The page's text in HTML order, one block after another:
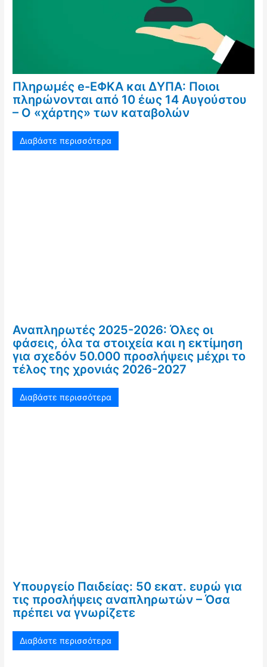
Πληρωμές e-ΕΦΚΑ και ΔΥΠΑ: Ποιοι
πληρώνονται από 10 έως 14 Αυγούστου
– Ο «χάρτης» των καταβολών
Διαβάστε περισσότερα
Αναπληρωτές 2025-2026: Όλες οι
φάσεις, όλα τα στοιχεία και η εκτίμηση
για σχεδόν 50.000 προσλήψεις μέχρι το
τέλος της χρονιάς 2026-2027
Διαβάστε περισσότερα
Υπουργείο Παιδείας: 50 εκατ. ευρώ για
τις προσλήψεις αναπληρωτών – Όσα
πρέπει να γνωρίζετε
Διαβάστε περισσότερα